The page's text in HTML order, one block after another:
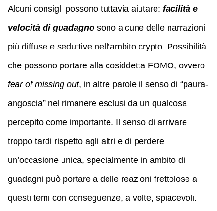
Alcuni consigli possono tuttavia aiutare: facilità e
velocità di guadagno sono alcune delle narrazioni
più diffuse e seduttive nell’ambito crypto. Possibilità
che possono portare alla cosiddetta FOMO, ovvero
fear of missing out, in altre parole il senso di “paura-
angoscia” nel rimanere esclusi da un qualcosa
percepito come importante. Il senso di arrivare
troppo tardi rispetto agli altri e di perdere
un’occasione unica, specialmente in ambito di
guadagni può portare a delle reazioni frettolose a
questi temi con conseguenze, a volte, spiacevoli.